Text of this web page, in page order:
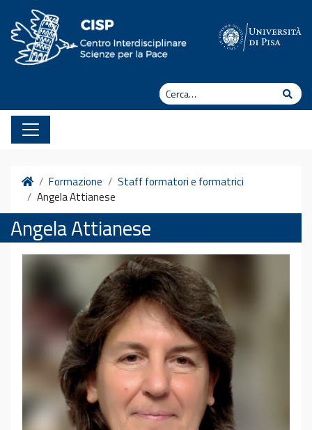
Vai al contenuto
Cerca
HomeFormazione
Staff formatori e formatrici
Angela Attianese
Angela Attianese